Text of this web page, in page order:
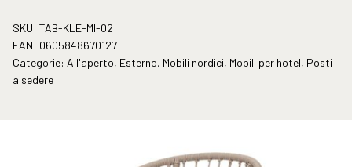
SKU: TAB-KLE-MI-02
EAN: 0605848670127
Categorie: All'aperto, Esterno, Mobili nordici, Mobili per hotel, Posti
a sedere